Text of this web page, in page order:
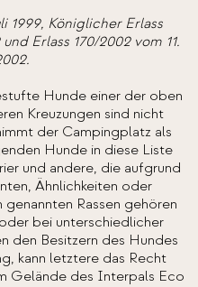
1999, Königlicher Erlass
Erlass 170/2002 vom 11.
Hunde einer der oben
Kreuzungen sind nicht
der Campingplatz als
Hunde in diese Liste
und andere, die aufgrund
Ähnlichkeiten oder
Rassen gehören
bei unterschiedlicher
den Besitzern des Hundes
kann letztere das Recht
Gelände des Interpals Eco